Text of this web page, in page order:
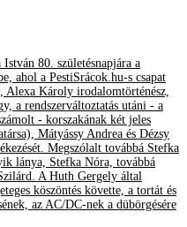
80. születésnapjára a
ahol a PestiSrácok.hu-s csapat
Alexa Károly irodalomtörténész,
a rendszerváltoztatás utáni - a
- korszakának két jeles
Mátyássy Andrea és Dézsy
Megszólalt továbbá Stefka
lánya, Stefka Nóra, továbbá
A Huth Gergely által
köszöntés követte, a tortát és
az AC/DC-nek a dübörgésére